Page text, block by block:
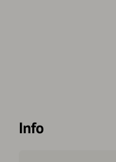
Info